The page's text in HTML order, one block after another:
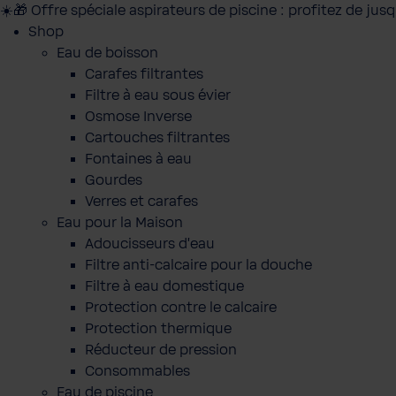
☀️🎁 Offre spéciale aspirateurs de piscine : profitez de
Shop
Eau de boisson
Carafes filtrantes
Filtre à eau sous évier
Osmose Inverse
Cartouches filtrantes
Fontaines à eau
Gourdes
Verres et carafes
Eau pour la Maison
Adoucisseurs d'eau
Filtre anti-calcaire pour la douche
Filtre à eau domestique
Protection contre le calcaire
Protection thermique
Réducteur de pression
Consommables
Eau de piscine